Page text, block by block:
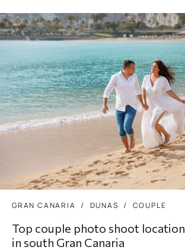
GRAN CANARIA DUNAS COUPLE
Top couple photo shoot location
in south Gran Canaria